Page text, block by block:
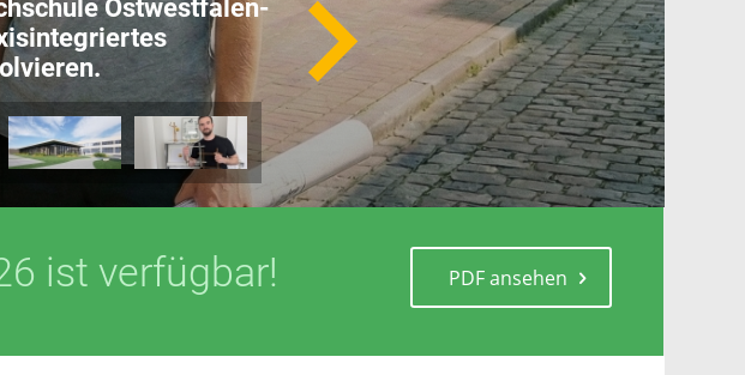
Ostwestfalen-
ist verfügbar! PDF ansehen